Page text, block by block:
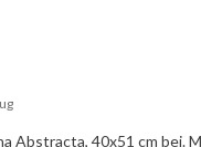
Abstracta, 40x51 cm bej.